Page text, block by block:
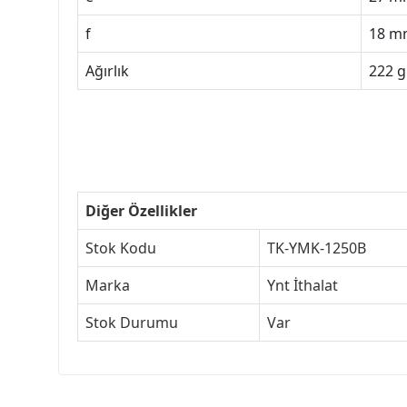
f
18
Ağırlık
222
Diğer Özellikler
Stok Kodu
TK-YMK-1250B
Marka
Ynt İthalat
Stok Durumu
Var